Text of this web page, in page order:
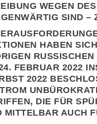
WEGEN
SIND –
HABEN SICH
RUSSISCHEN
FEBRUAR 2022
2022
DIE FÜR
AUCH